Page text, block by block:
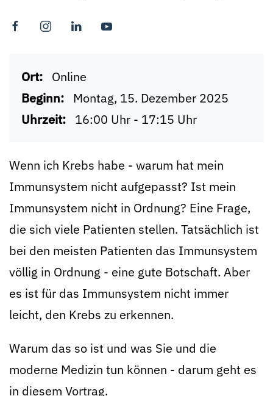
Ort: Online
Beginn: Montag, 15. Dezember 2025
Uhrzeit: 16:00 Uhr - 17:15 Uhr
Wenn ich Krebs habe - warum hat mein
Immunsystem nicht aufgepasst? Ist mein
Immunsystem nicht in Ordnung? Eine Frage,
die sich viele Patienten stellen. Tatsächlich ist
bei den meisten Patienten das Immunsystem
völlig in Ordnung - eine gute Botschaft. Aber
es ist für das Immunsystem nicht immer
leicht, den Krebs zu erkennen.
Warum das so ist und was Sie und die
moderne Medizin tun können - darum geht es
in diesem Vortrag.